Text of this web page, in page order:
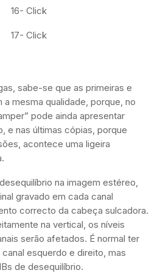
sabe-se que as primeiras e
a mesma qualidade, porque, no
pode ainda apresentar
e nas últimas cópias, porque
acontece uma ligeira
na imagem estéreo,
gravado em cada canal
correcto da cabeça sulcadora.
na vertical, os níveis
serão afetados. É normal ter
esquerdo e direito, mas
de desequilíbrio.